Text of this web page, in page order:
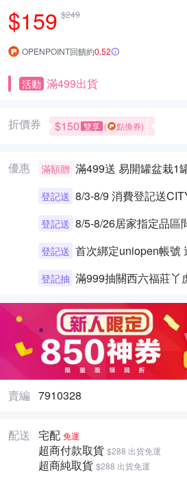
$159 $249
OPENPOINT回饋約0.52
活動 滿499出貨
折價券 $150 雙享 ( 點換券)
優惠 滿額贈 滿499送 易開罐盆栽1
登記送
登記送
登記送
登記抽 滿999抽關西六福莊丫
賣編 7910328
配送 宅配 免運
超商付款取貨 $288 出貨免運
超商純取貨 $288 出貨免運